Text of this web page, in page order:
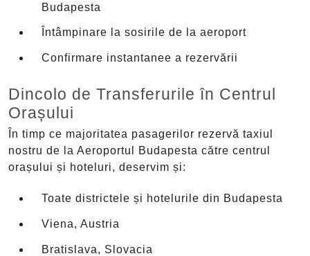
Budapesta
Întâmpinare la sosirile de la aeroport
Confirmare instantanee a rezervării
Dincolo de Transferurile în Centrul
Orașului
În timp ce majoritatea pasagerilor rezervă taxiul
nostru de la Aeroportul Budapesta către centrul
orașului și hoteluri, deservim și:
Toate districtele și hotelurile din Budapesta
Viena, Austria
Bratislava, Slovacia